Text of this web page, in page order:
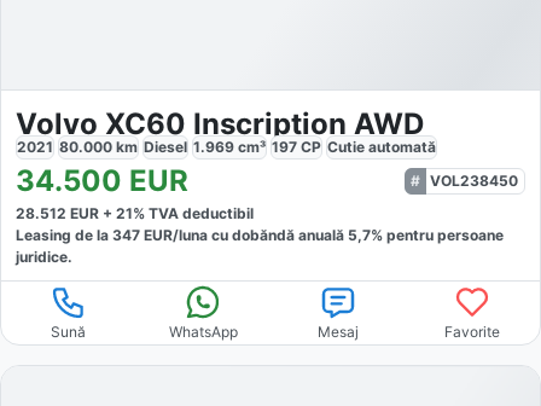
Volvo XC60 Inscription AWD
2021 80.000 km Diesel 1.969 cm³ 197 CP Cutie automată
34.500 EUR
VOL238450
28.512 EUR + 21% TVA deductibil
Leasing de la 347 EUR/luna cu dobăndă anuală 5,7% pentru persoane
juridice.
Sună WhatsApp Mesaj Favorite